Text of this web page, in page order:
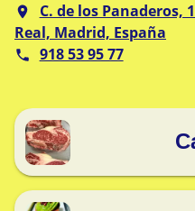
C. de los Panaderos,
Real, Madrid, España
918 53 95 77